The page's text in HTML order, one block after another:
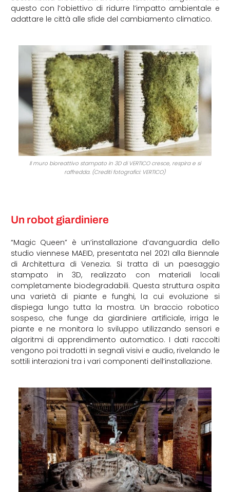
questo con l’obiettivo di ridurre l’impatto ambientale e
adattare le città alle sfide del cambiamento climatico.
Il muro bioreattivo stampato in 3D di VERTICO cresce, respira e si
raffredda. (Crediti fotografici: VERTICO)
Un robot giardiniere
“Magic Queen” è un’installazione d’avanguardia dello
studio viennese MAEID, presentata nel 2021 alla Biennale
di Architettura di Venezia. Si tratta di un paesaggio
stampato in 3D, realizzato con materiali locali
completamente biodegradabili. Questa struttura ospita
una varietà di piante e funghi, la cui evoluzione si
dispiega lungo tutta la mostra. Un braccio robotico
sospeso, che funge da giardiniere artificiale, irriga le
piante e ne monitora lo sviluppo utilizzando sensori e
algoritmi di apprendimento automatico. I dati raccolti
vengono poi tradotti in segnali visivi e audio, rivelando le
sottili interazioni tra i vari componenti dell’installazione.